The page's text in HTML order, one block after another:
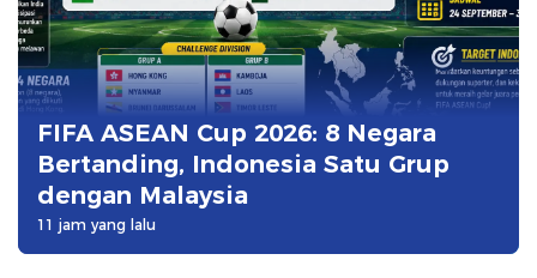
FIFA ASEAN Cup 2026: 8 Negara
Bertanding, Indonesia Satu Grup
dengan Malaysia
11 jam yang lalu